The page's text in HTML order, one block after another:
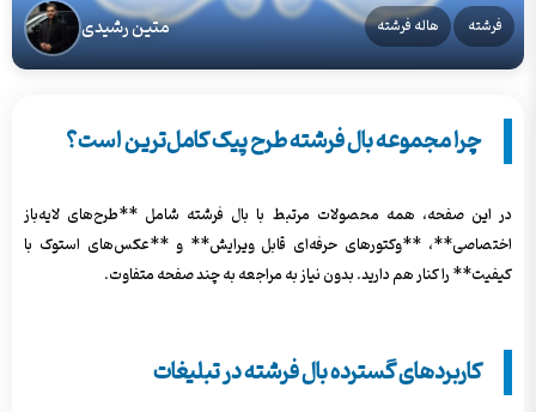
فرشته هاله فرشته متین رشیدی
چرا مجموعه بال فرشته طرح پیک کامل‌ترین است؟
در این صفحه، همه محصولات مرتبط با بال فرشته شامل **طرح‌های لایه‌باز
اختصاصی**، **وکتورهای حرفه‌ای قابل ویرایش** و **عکس‌های استوک با
کیفیت** را کنار هم دارید. بدون نیاز به مراجعه به چند صفحه متفاوت.
کاربردهای گسترده بال فرشته در تبلیغات